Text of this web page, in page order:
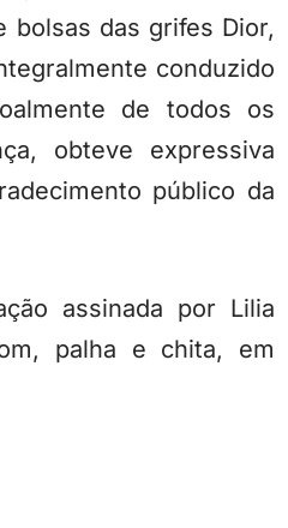
bolsas das grifes Dior,
conduzido
de todos os
obteve expressiva
público da
assinada por Lilia
palha e chita, em